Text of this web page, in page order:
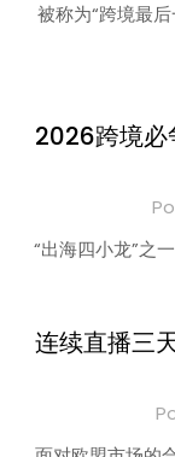
被称为“跨境最
2026跨境必
“出海四小龙”之
连续直播三